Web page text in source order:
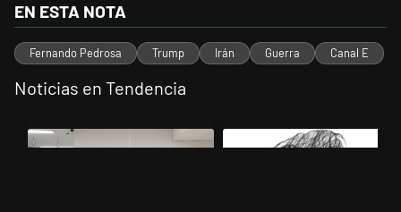
EN ESTA NOTA
Fernando Pedrosa Trump Irán Guerra Canal E
Noticias en Tendencia
Un artículo de tendencia con el título "El FBI desembarcó en
Un artículo de tendencia con el